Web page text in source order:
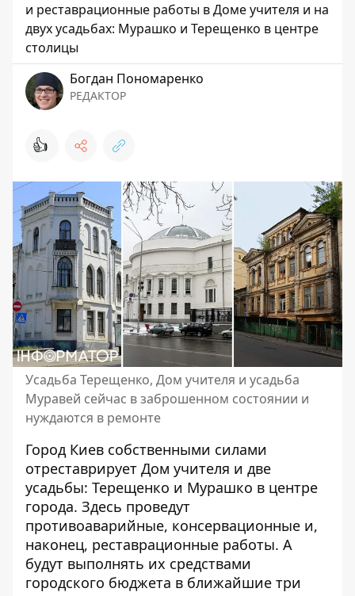
и реставрационные работы в Доме учителя и на
двух усадьбах: Мурашко и Терещенко в центре
столицы
Богдан Пономаренко
РЕДАКТОР
👍
Усадьба Терещенко, Дом учителя и усадьба
Муравей сейчас в заброшенном состоянии и
нуждаются в ремонте
Город Киев собственными силами
отреставрирует Дом учителя и две
усадьбы: Терещенко и Мурашко в центре
города. Здесь проведут
противоаварийные, консервационные и,
наконец, реставрационные работы. А
будут выполнять их средствами
городского бюджета в ближайшие три